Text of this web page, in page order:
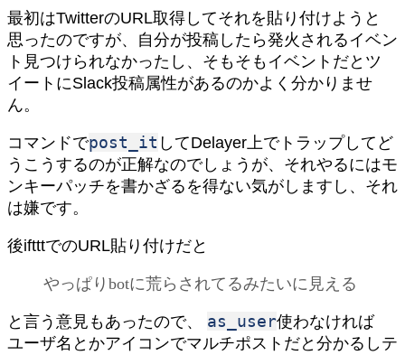
最初はTwitterのURL取得してそれを貼り付けようと
思ったのですが、自分が投稿したら発火されるイベン
ト見つけられなかったし、そもそもイベントだとツ
イートにSlack投稿属性があるのかよく分かりませ
ん。
コマンドでpost_it してDelayer上でトラップしてど
うこうするのが正解なのでしょうが、それやるにはモ
ンキーパッチを書かざるを得ない気がしますし、それ
は嫌です。
後iftttでのURL貼り付けだと
やっぱりbotに荒らされてるみたいに見える
と言う意見もあったので、 as_user使わなければ
ユーザ名とかアイコンでマルチポストだと分かるしテ